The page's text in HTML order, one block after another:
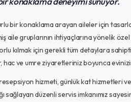
bir konaklama arayan aileler için
aile gruplarının ihtiyaçlarına yönelik
kılmak için gerekli tüm detaylara
ve umre ziyaretleriniz boyunca
hizmeti, günlük kat hizmetleri
sağlayan düzenli servis imkanımız